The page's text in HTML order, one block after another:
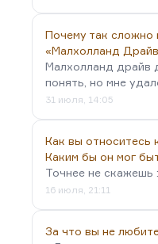
Почему так сложно
«Малхолланд
Малхолланд драйв
понять, но мне
31 июля, 14:05
Как вы относитесь
Каким бы он мог
Точнее не скажешь
16 июля, 21:11
За что вы не